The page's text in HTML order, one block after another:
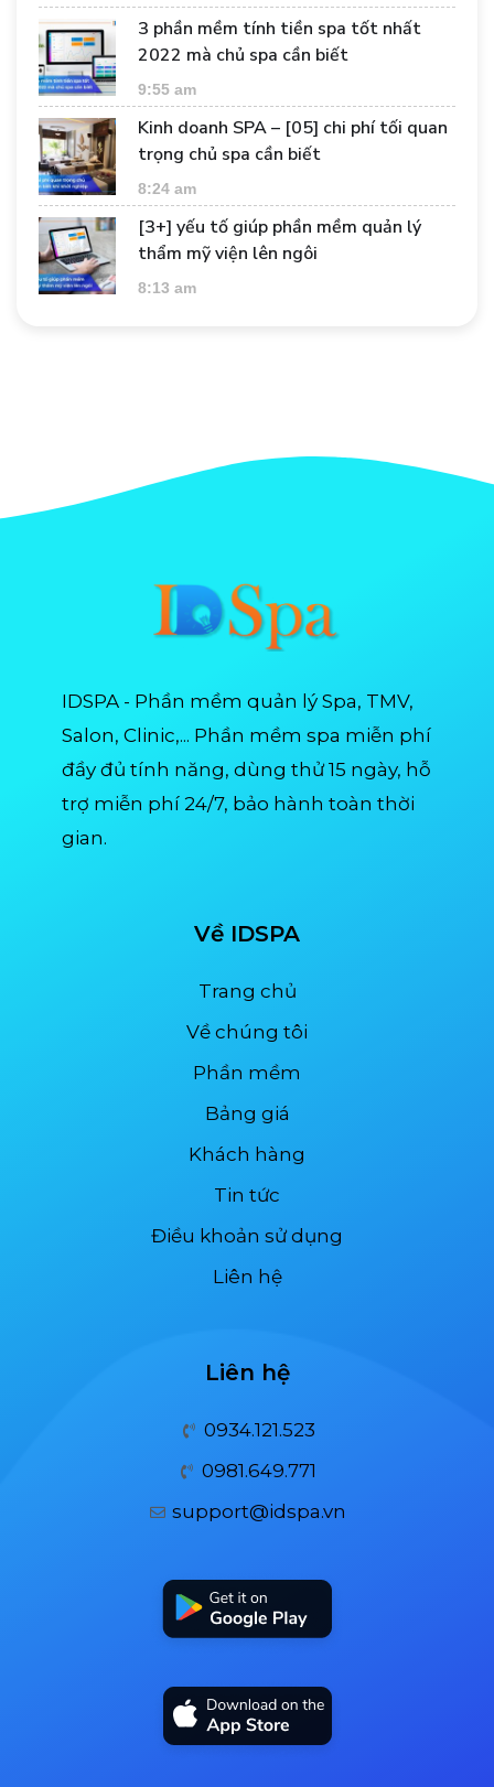
3 phần mềm tính tiền spa tốt nhất
2022 mà chủ spa cần biết
9:55 am
Kinh doanh SPA – [05] chi phí tối quan
trọng chủ spa cần biết
8:24 am
[3+] yếu tố giúp phần mềm quản lý
thẩm mỹ viện lên ngôi
8:13 am
IDSPA - Phần mềm quản lý Spa, TMV,
Salon, Clinic,... Phần mềm spa miễn phí
đầy đủ tính năng, dùng thử 15 ngày, hỗ
trợ miễn phí 24/7, bảo hành toàn thời
gian.
Về IDSPA
Trang chủ
Về chúng tôi
Phần mềm
Bảng giá
Khách hàng
Tin tức
Điều khoản sử dụng
Liên hệ
Liên hệ
0934.121.523
0981.649.771
support@idspa.vn